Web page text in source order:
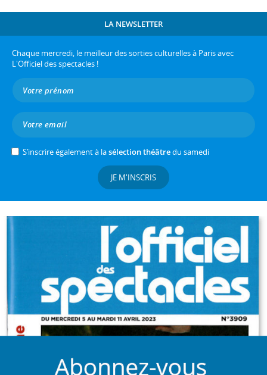
LA NEWSLETTER
Chaque mercredi, le meilleur des sorties culturelles à Paris avec
L'Officiel des spectacles !
S’inscrire également à lasélection théâtredu samedi
JE M'INSCRIS